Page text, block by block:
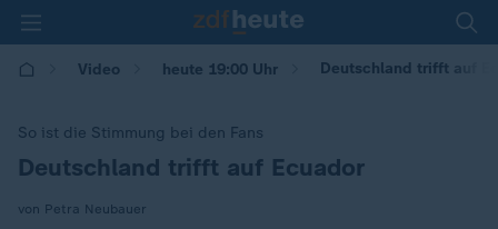
Video heute 19:00 Uhr Deutschland trifft auf
So ist die Stimmung bei den Fans
:Deutschland trifft auf Ecuador
von Petra Neubauer